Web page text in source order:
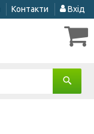
Контакти Вхід